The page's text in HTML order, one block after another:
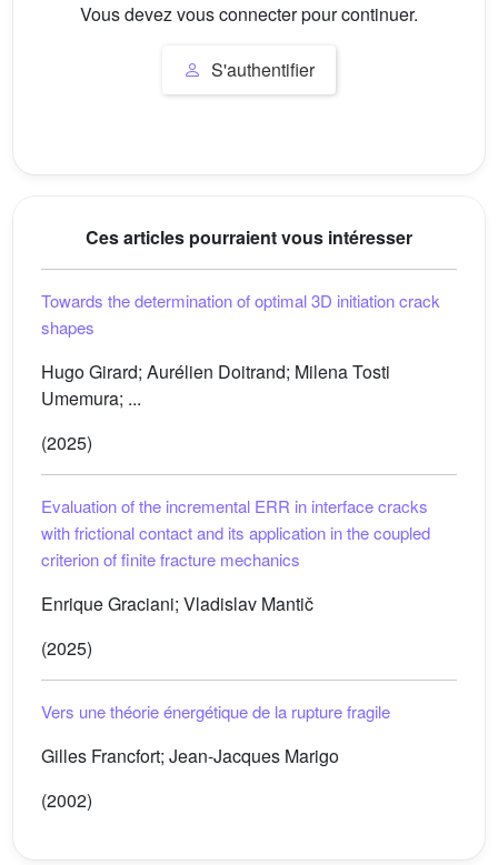
Vous devez vous connecter pour continuer.
S'authentifier
Ces articles pourraient vous intéresser
Towards the determination of optimal 3D initiation crack
shapes
Hugo Girard; Aurélien Doitrand; Milena Tosti
Umemura; ...
(2025)
Evaluation of the incremental ERR in interface cracks
with frictional contact and its application in the coupled
criterion of finite fracture mechanics
Enrique Graciani; Vladislav Mantič
(2025)
Vers une théorie énergétique de la rupture fragile
Gilles Francfort; Jean-Jacques Marigo
(2002)